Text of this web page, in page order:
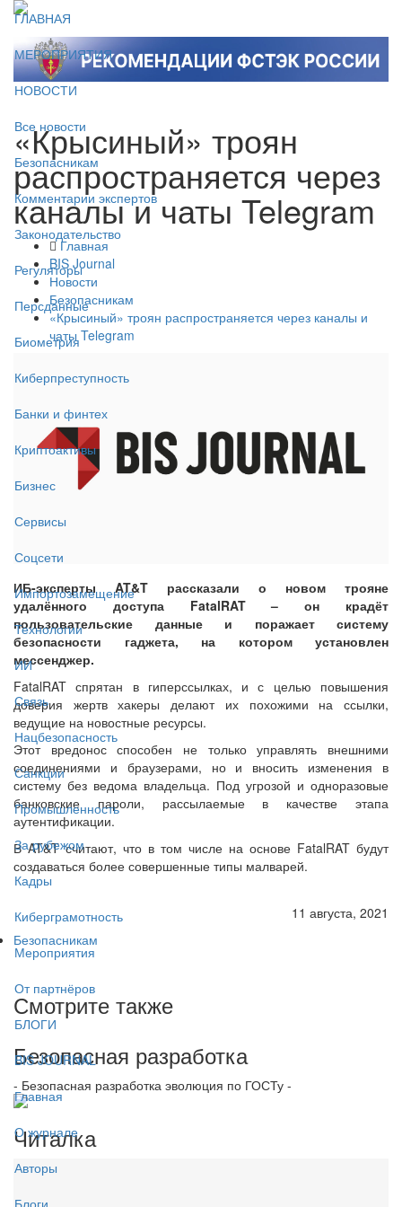
ГЛАВНАЯ
МЕРОПРИЯТИЯ
НОВОСТИ
Все новости
Безопасникам
Комментарии экспертов
Законодательство
Регуляторы
Персданные
Биометрия
Киберпреступность
Банки и финтех
Криптоактивы
Бизнес
Сервисы
Соцсети
Импортозамещение
Технологии
ИИ
Связь
Нацбезопасность
Санкции
Промышленность
За рубежом
Кадры
Киберграмотность
Мероприятия
От партнёров
БЛОГИ
BIS JOURNAL
Главная
О журнале
Авторы
Блоги
«Крысиный» троян
распространяется через
каналы и чаты Telegram
Главная
BIS Journal
Новости
Безопасникам
«Крысиный» троян распространяется через каналы и
чаты Telegram
ИБ-эксперты AT&T рассказали о новом трояне
удалённого доступа FatalRAT – он крадёт
пользовательские данные и поражает систему
безопасности гаджета, на котором установлен
мессенджер.
FatalRAT спрятан в гиперссылках, и с целью повышения
доверия жертв хакеры делают их похожими на ссылки,
ведущие на новостные ресурсы.
Этот вредонос способен не только управлять внешними
соединениями и браузерами, но и вносить изменения в
систему без ведома владельца. Под угрозой и одноразовые
банковские пароли, рассылаемые в качестве этапа
аутентификации.
В AT&T считают, что в том числе на основе FatalRAT будут
создаваться более совершенные типы малварей.
11 августа, 2021
Безопасникам
Смотрите также
Безопасная разработка
- Безопасная разработка эволюция по ГОСТу -
Читалка